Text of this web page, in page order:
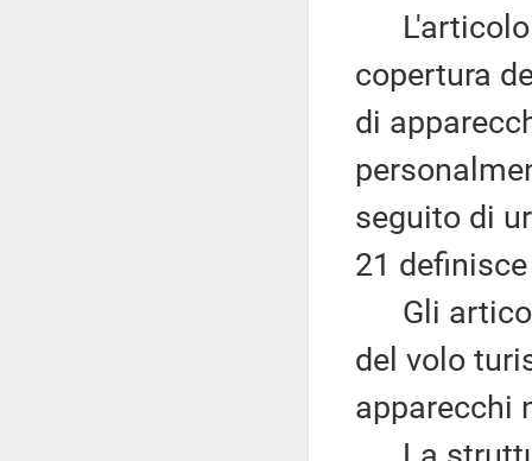
L'articolo
copertura
di
seguito di
21
Gli
del volo
apparecchi